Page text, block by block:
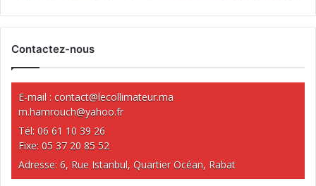
Contactez-nous
E-mail : contact@lecollimateur.ma
m.hamrouch@yahoo.fr
Tél: 06 61 10 39 26
Fixe: 05 37 20 85 52
Adresse: 6, Rue Istanbul, Quartier Océan, Rabat